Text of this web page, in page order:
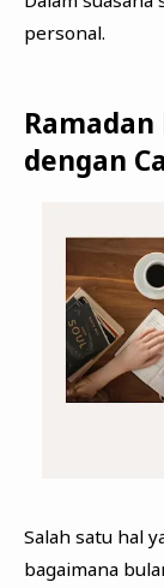
personal.
dengan
Salah satu hal
bagaimana